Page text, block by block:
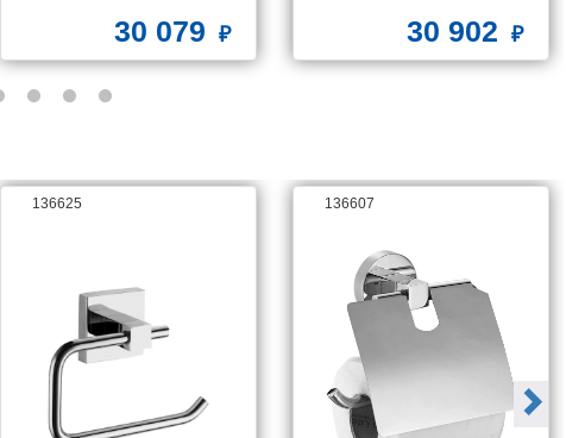
30 079 30 902
136625 136607